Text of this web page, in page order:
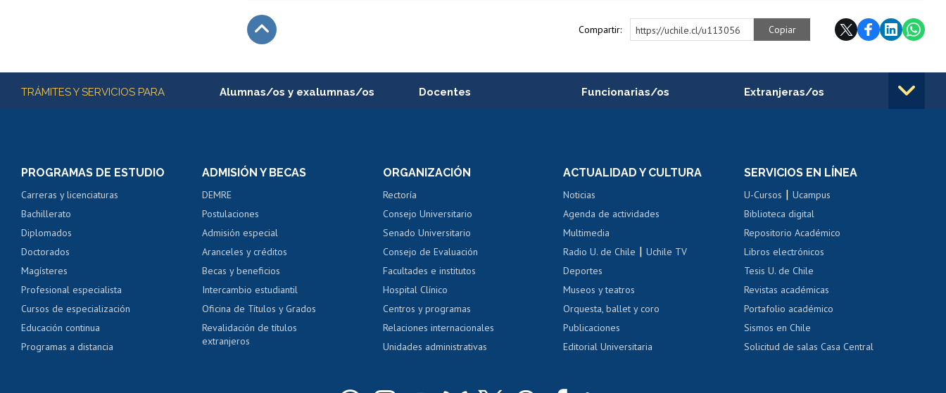
Compartir: https://uchile.cl/u113056 Copiar
Más información
TRÁMITES Y SERVICIOS PARA Alumnas/os y exalumnas/os
Servicio médico y dental
Pago de arancel y crédito alumnos
Pago de arancel y crédito exalumnos
Certificado de títulos y grados
Docentes
Perfeccionamiento
Evaluación docente
Calificación académica
Postulación al AUCAI
Funcionarias/os
Portal de movilidad interna
Certificado de renta
Certificado de renta
Extranjeras/os
Cursos de español
Mi Uchile Ayuda tecnológica Tarjeta TUI Acoso laboral, sexual y violencia Denuncias administrativas
PROGRAMAS DE ESTUDIO
Carreras y licenciaturas
Bachillerato
Diplomados
Doctorados
Magísteres
Profesional especialista
Cursos de especialización
Educación continua
Programas a distancia
ADMISIÓN Y BECAS
DEMRE
Postulaciones
Admisión especial
Aranceles y créditos
Becas y beneficios
Intercambio estudiantil
Oficina de Títulos y Grados
Revalidación de títulos
extranjeros
ORGANIZACIÓN
Rectoría
Consejo Universitario
Senado Universitario
Consejo de Evaluación
Facultades e institutos
Hospital Clínico
Centros y programas
Relaciones internacionales
Unidades administrativas
ACTUALIDAD Y CULTURA
Noticias
Agenda de actividades
Multimedia
Radio U. de Chile |Uchile TV
Deportes
Museos y teatros
Orquesta, ballet y coro
Publicaciones
Editorial Universitaria
SERVICIOS EN LÍNEA
U-Cursos |Ucampus
Biblioteca digital
Repositorio Académico
Libros electrónicos
Tesis U. de Chile
Revistas académicas
Portafolio académico
Sismos en Chile
Solicitud de salas Casa Central